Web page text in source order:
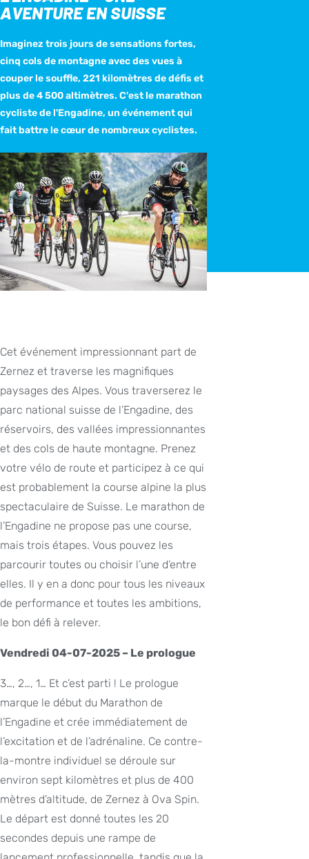
AVENTURE EN SUISSE
Imaginez trois jours de sensations fortes,
cinq cols de montagne avec des vues à
couper le souffle, 221 kilomètres de défis et
plus de 4 500 altimètres. C'est le marathon
cycliste de l'Engadine, un événement qui
fait battre le cœur de nombreux cyclistes.
Cet événement impressionnant part de
Zernez et traverse les magnifiques
paysages des Alpes. Vous traverserez le
parc national suisse de l’Engadine, des
réservoirs, des vallées impressionnantes
et des cols de haute montagne. Prenez
votre vélo de route et participez à ce qui
est probablement la course alpine la plus
spectaculaire de Suisse. Le marathon de
l’Engadine ne propose pas une course,
mais trois étapes. Vous pouvez les
parcourir toutes ou choisir l’une d’entre
elles. Il y en a donc pour tous les niveaux
de performance et toutes les ambitions,
le bon défi à relever.
Vendredi 04-07-2025 – Le prologue
3…, 2…, 1… Et c’est parti ! Le prologue
marque le début du Marathon de
l’Engadine et crée immédiatement de
l’excitation et de l’adrénaline. Ce contre-
la-montre individuel se déroule sur
environ sept kilomètres et plus de 400
mètres d’altitude, de Zernez à Ova Spin.
Le départ est donné toutes les 20
secondes depuis une rampe de